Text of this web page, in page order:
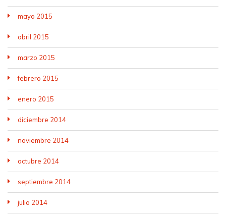
mayo 2015
abril 2015
marzo 2015
febrero 2015
enero 2015
diciembre 2014
noviembre 2014
octubre 2014
septiembre 2014
julio 2014